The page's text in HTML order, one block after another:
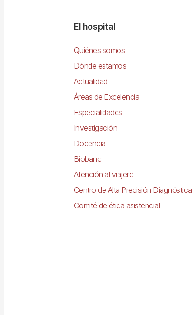
NavegacióEl hospital
Quiénes somos
Dónde estamos
Actualidad
Áreas de Excelencia
Especialidades
Investigación
Docencia
Biobanc
Atención al viajero
Centro de Alta Precisión Diagnóstica
Comité de ética asistencial